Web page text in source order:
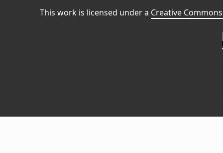
This work is licensed under a Creative